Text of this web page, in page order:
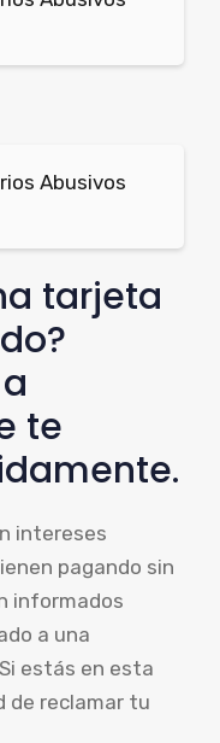
Abusivos
tarjeta
te
intereses
pagando sin
informados
a una
estás en esta
de reclamar tu